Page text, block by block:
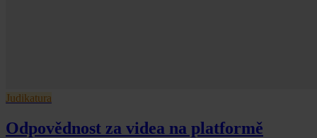
Judikatura
Odpovědnost za videa na platformě